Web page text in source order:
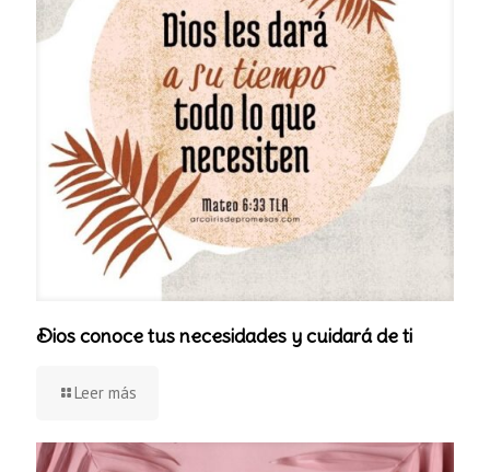
Dios conoce tus necesidades y cuidará de ti
Leer más